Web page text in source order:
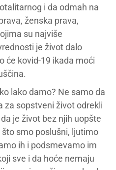
i da odmah na
ženska prava,
su najviše
je život dalo
će kovid-19 ikada moći
lako damo? Ne samo da
za sopstveni život odrekli
je život bez njih uopšte
smo poslušni, ljutimo
ih i podsmevamo im
sve i da hoće nemaju